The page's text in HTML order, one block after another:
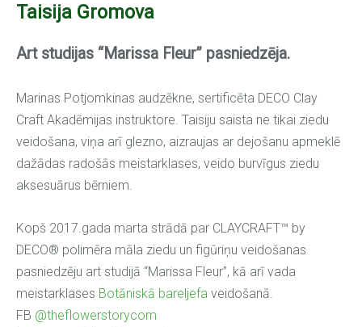
Taisija Gromova
Art studijas “Marissa Fleur” pasniedzēja.
Marinas Potjomkinas audzēkne, sertificēta DECO Clay
Craft Akadēmijas instruktore. Taisiju saista ne tikai ziedu
veidošana, viņa arī glezno, aizraujas ar dejošanu apmeklē
dažādas radošās meistarklases, veido burvīgus ziedu
aksesuārus bērniem.
Kopš 2017.gada marta strādā par CLAYCRAFT™ by
DECO® polimēra māla ziedu un figūriņu veidošanas
pasniedzēju art studijā “Marissa Fleur”, kā arī vada
meistarklases Botāniskā bareljefa veidošanā.
FB @theflowerstorycom